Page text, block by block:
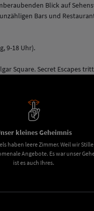
Blick auf
Bars und
9-18 Uhr).
Square. Secret Escapes
kleines Geheimnis
haben leere Zimmer. Weil wir
Angebote. Es war unser
ist es auch Ihres.